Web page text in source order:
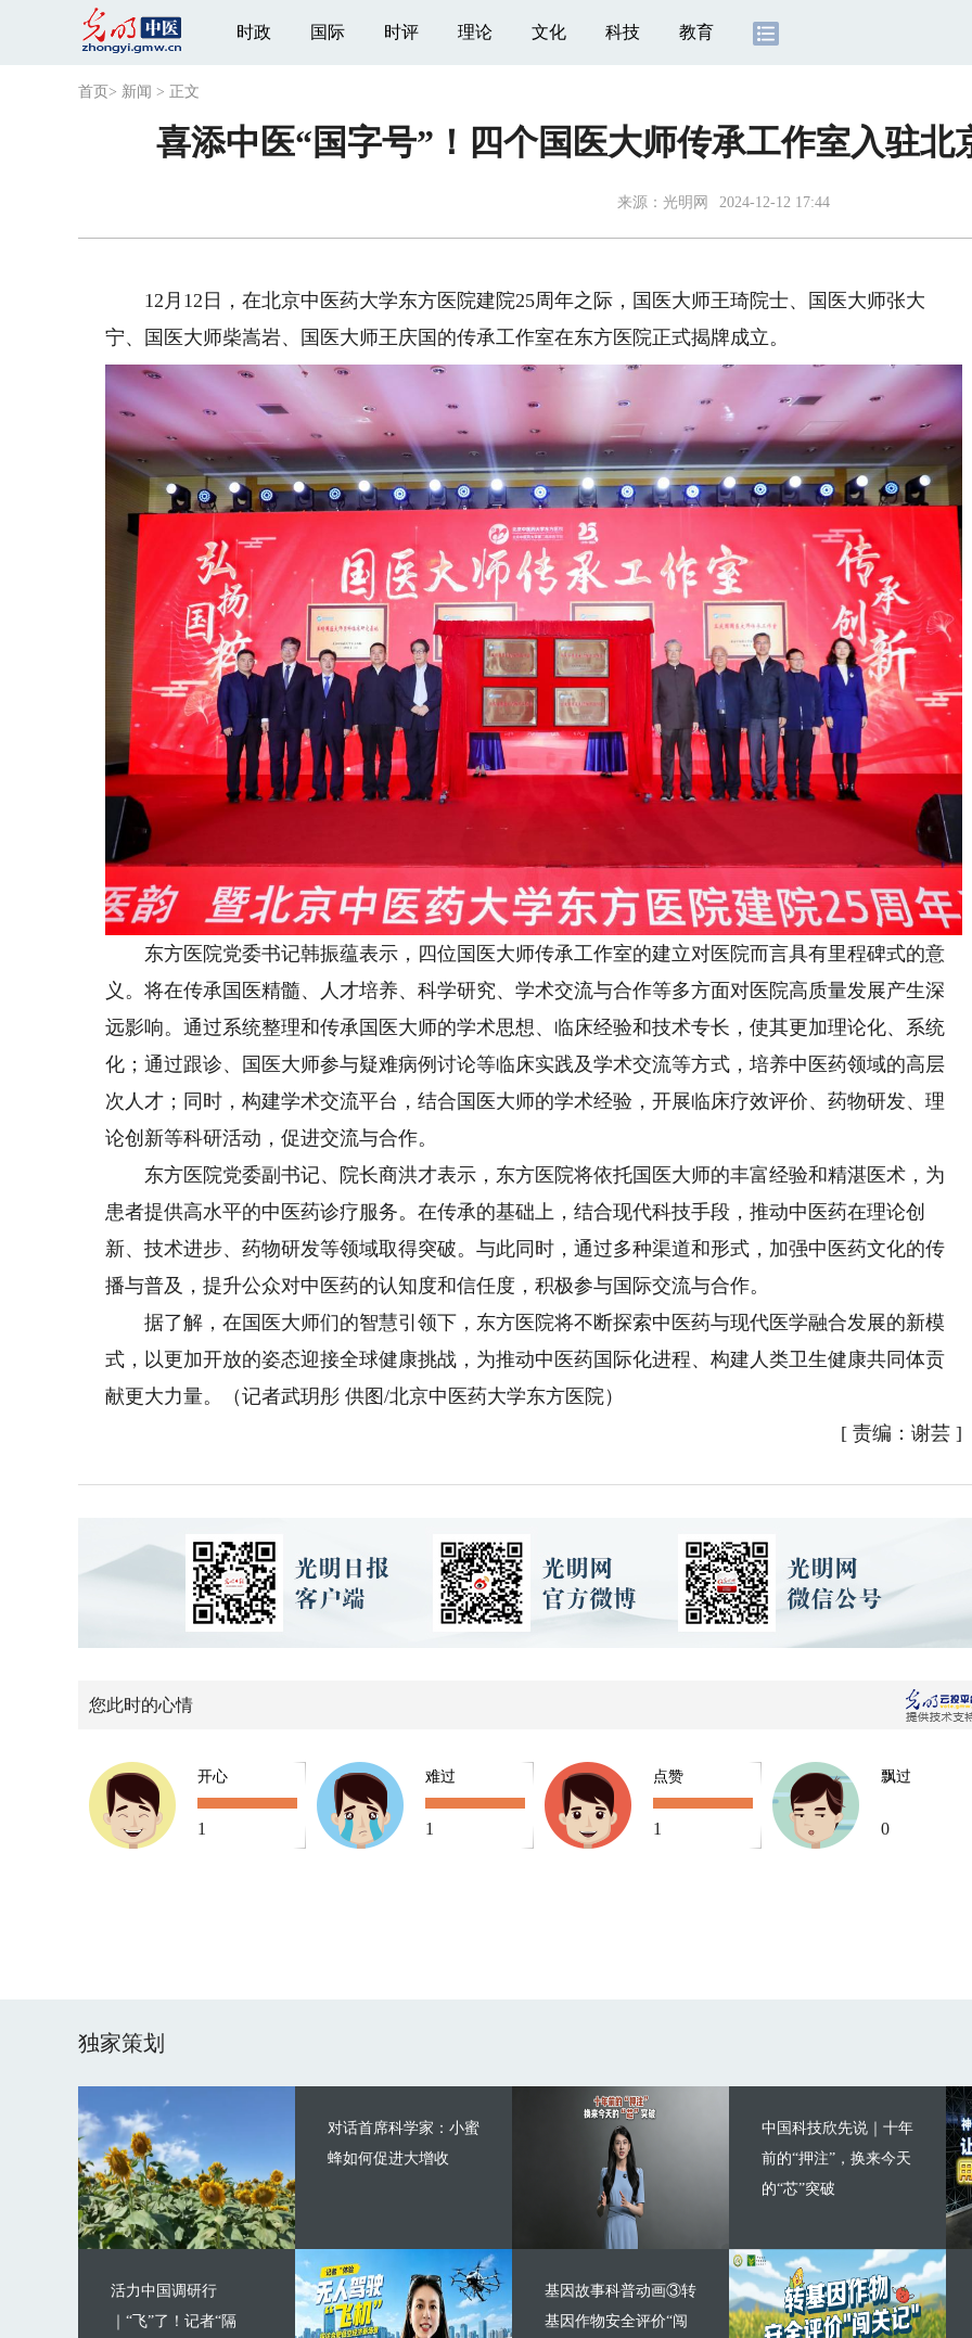
时政 国际 时评 理论 文化 科技 教育
首页 > 新闻 > 正文
喜添中医“国字号”！四个国医大师传承工作室入驻北
来源： 光明网 2024-12-12 17:44
12月12日，在北京中医药大学东方医院建院25周年之际，国医大师王琦院士、国医大师张大
宁、国医大师柴嵩岩、国医大师王庆国的传承工作室在东方医院正式揭牌成立。
东方医院党委书记韩振蕴表示，四位国医大师传承工作室的建立对医院而言具有里程碑式的意
义。将在传承国医精髓、人才培养、科学研究、学术交流与合作等多方面对医院高质量发展产生深
远影响。通过系统整理和传承国医大师的学术思想、临床经验和技术专长，使其更加理论化、系统
化；通过跟诊、国医大师参与疑难病例讨论等临床实践及学术交流等方式，培养中医药领域的高层
次人才；同时，构建学术交流平台，结合国医大师的学术经验，开展临床疗效评价、药物研发、理
论创新等科研活动，促进交流与合作。
东方医院党委副书记、院长商洪才表示，东方医院将依托国医大师的丰富经验和精湛医术，为
患者提供高水平的中医药诊疗服务。在传承的基础上，结合现代科技手段，推动中医药在理论创
新、技术进步、药物研发等领域取得突破。与此同时，通过多种渠道和形式，加强中医药文化的传
播与普及，提升公众对中医药的认知度和信任度，积极参与国际交流与合作。
据了解，在国医大师们的智慧引领下，东方医院将不断探索中医药与现代医学融合发展的新模
式，以更加开放的姿态迎接全球健康挑战，为推动中医药国际化进程、构建人类卫生健康共同体贡
献更大力量。（记者武玥彤 供图/北京中医药大学东方医院）
[ 责编：谢芸]
您此时的心情
开心
1
难过
1
点赞
1
飘过
0
独家策划
对话首席科学家：小蜜
蜂如何促进大增收
活力中国调研行
｜“飞”了！记者“隔
中国科技欣先说｜十年
前的“押注”，换来今天
的“芯”突破
基因故事科普动画③转
基因作物安全评价“闯